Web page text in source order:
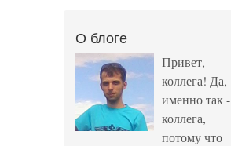
О блоге
Привет,
коллега! Да,
именно так -
коллега,
потому что